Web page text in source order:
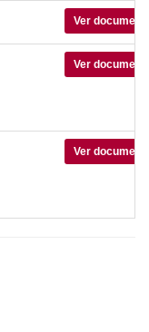
Ver
Ver
Ver